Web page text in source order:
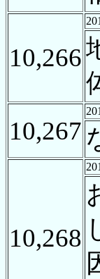
10,266
10,267
10,268